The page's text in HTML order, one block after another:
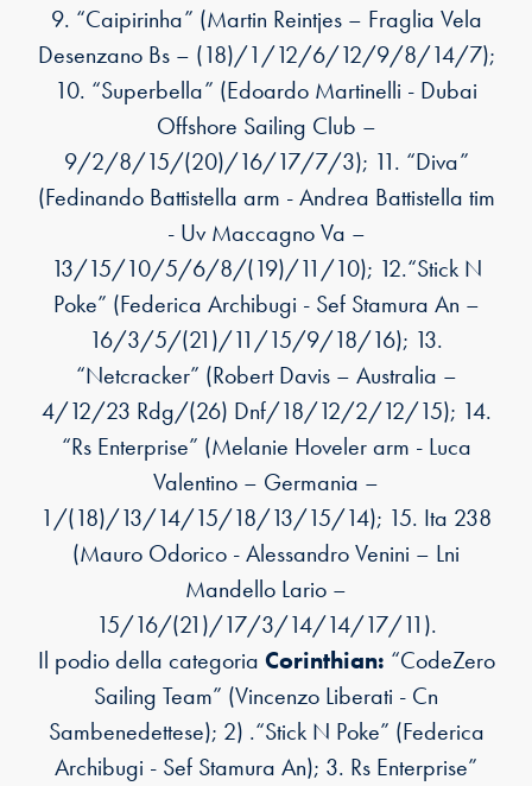
9. “Caipirinha” (Martin Reintjes – Fraglia Vela
Desenzano Bs – (18)/1/12/6/12/9/8/14/7);
10. “Superbella” (Edoardo Martinelli - Dubai
Offshore Sailing Club –
9/2/8/15/(20)/16/17/7/3); 11. “Diva”
(Fedinando Battistella arm - Andrea Battistella tim
- Uv Maccagno Va –
13/15/10/5/6/8/(19)/11/10); 12.“Stick N
Poke” (Federica Archibugi - Sef Stamura An –
16/3/5/(21)/11/15/9/18/16); 13.
“Netcracker” (Robert Davis – Australia –
4/12/23 Rdg/(26) Dnf/18/12/2/12/15); 14.
“Rs Enterprise” (Melanie Hoveler arm - Luca
Valentino – Germania –
1/(18)/13/14/15/18/13/15/14); 15. Ita 238
(Mauro Odorico - Alessandro Venini – Lni
Mandello Lario –
15/16/(21)/17/3/14/14/17/11).
Il podio della categoria Corinthian: “CodeZero
Sailing Team” (Vincenzo Liberati - Cn
Sambenedettese); 2) .“Stick N Poke” (Federica
Archibugi - Sef Stamura An); 3. Rs Enterprise”